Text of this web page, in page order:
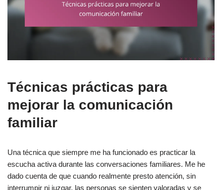
Técnicas prácticas para
mejorar la comunicación
familiar
Una técnica que siempre me ha funcionado es practicar la
escucha activa durante las conversaciones familiares. Me he
dado cuenta de que cuando realmente presto atención, sin
interrumpir ni juzgar, las personas se sienten valoradas y se